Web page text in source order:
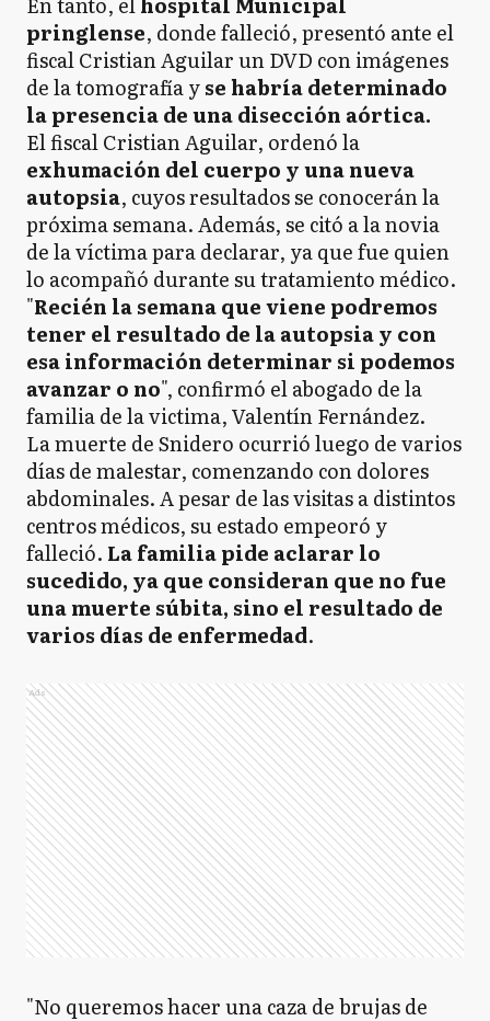
pringlense, donde falleció, presentó ante el
fiscal Cristian Aguilar un DVD con imágenes
de la tomografía yse habría determinado
la presencia de una disección aórtica.
El fiscal Cristian Aguilar, ordenó la
exhumación del cuerpo y una nueva
autopsia, cuyos resultados se conocerán la
próxima semana. Además, se citó a la novia
de la víctima para declarar, ya que fue quien
lo acompañó durante su tratamiento médico.
"Recién la semana que viene podremos
tener el resultado de la autopsia y con
esa información determinar si podemos
avanzar o no", confirmó el abogado de la
familia de la victima, Valentín Fernández.
La muerte de Snidero ocurrió luego de varios
días de malestar, comenzando con dolores
abdominales. A pesar de las visitas a distintos
centros médicos, su estado empeoró y
falleció. La familia pide aclarar lo
sucedido, ya que consideran que no fue
una muerte súbita, sino el resultado de
varios días de enfermedad.
Ads
"No queremos hacer una caza de brujas de